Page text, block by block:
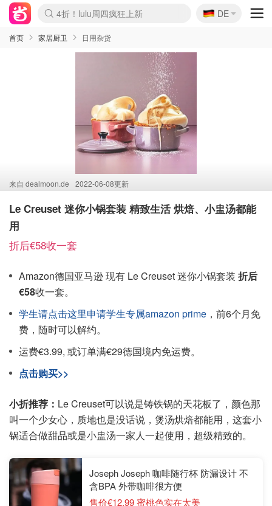
Boticinal 夏促开抢！
4折！lulu周四疯狂上新
还没结束！&OtherStories大促
Joybuy变相75折 随时失效
速领！Stanley独家85折
疑似霸哥！Camper额外叠85折
Zalando 奥莱闪促！每日更新
Moncler反季囤！5折起+叠9折
Coach Brooklyn仅€192
🇩🇪
DE
首页 家居厨卫 日用杂货
来自 dealmoon.de 2022-06-08更新
Le Creuset 迷你小锅套装 精致生活 烘焙、小盅汤都能
用
折后€58收一套
Amazon德国亚马逊 现有 Le Creuset 迷你小锅套装 折后
€58收一套。
学生请点击这里申请学生专属amazon prime ，前6个月免
费，随时可以解约。
运费€3.99, 或订单满€29德国境内免运费。
点击购买>>
小折推荐： Le Creuset可以说是铸铁锅的天花板了，颜色那
叫一个少女心，质地也是没话说，煲汤烘焙都能用，这套小
锅适合做甜品或是小盅汤一家人一起使用，超级精致的。
Joseph Joseph 咖啡随行杯 防漏设计 不
含BPA 外带咖啡很方便
售价€12.99 蜜桃色实在太美